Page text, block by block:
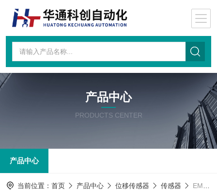
产品中心
PRODUCTS CENTER
产品中心
当前位置： 首页 产品中心 位移传感器 传感器 EMG SV1-10/16/315/6EMG位移传感器 SV1-10/16/315/6